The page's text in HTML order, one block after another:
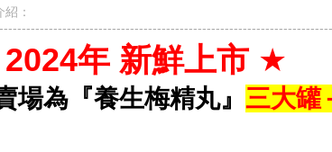
：
2024年 新鮮上市 ★
場為『養生梅精丸』 三大罐